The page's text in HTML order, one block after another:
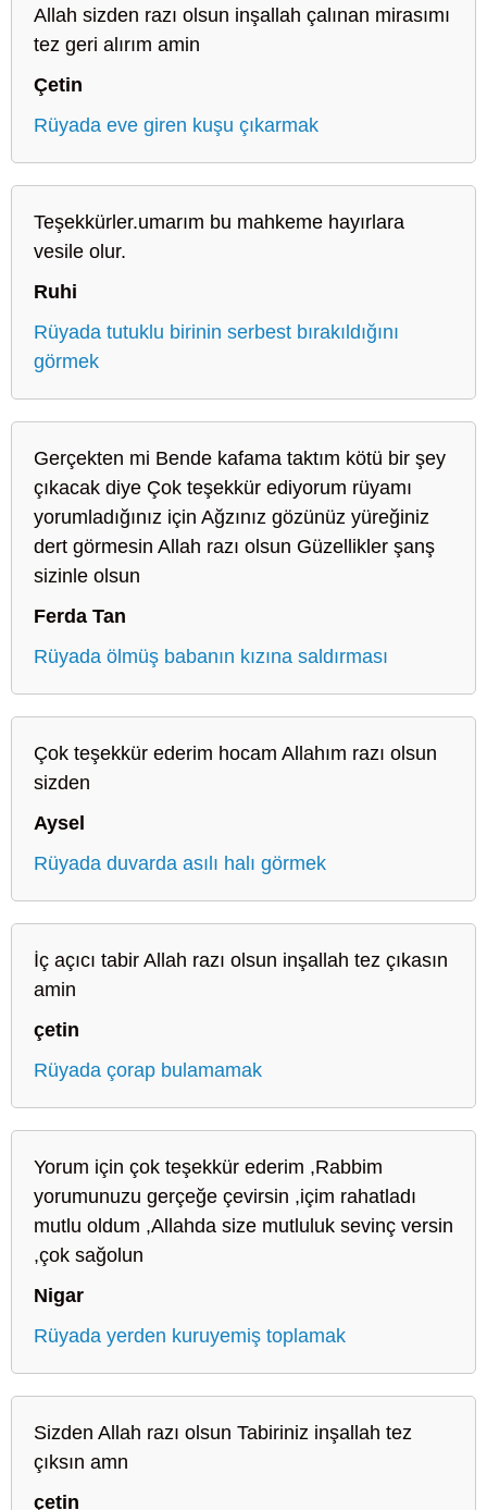
Allah sizden razı olsun inşallah çalınan mirasımı
tez geri alırım amin
Çetin
Rüyada eve giren kuşu çıkarmak
Teşekkürler.umarım bu mahkeme hayırlara
vesile olur.
Ruhi
Rüyada tutuklu birinin serbest bırakıldığını
görmek
Gerçekten mi Bende kafama taktım kötü bir şey
çıkacak diye Çok teşekkür ediyorum rüyamı
yorumladığınız için Ağzınız gözünüz yüreğiniz
dert görmesin Allah razı olsun Güzellikler şanş
sizinle olsun
Ferda Tan
Rüyada ölmüş babanın kızına saldırması
Çok teşekkür ederim hocam Allahım razı olsun
sizden
Aysel
Rüyada duvarda asılı halı görmek
İç açıcı tabir Allah razı olsun inşallah tez çıkasın
amin
çetin
Rüyada çorap bulamamak
Yorum için çok teşekkür ederim ,Rabbim
yorumunuzu gerçeğe çevirsin ,içim rahatladı
mutlu oldum ,Allahda size mutluluk sevinç versin
,çok sağolun
Nigar
Rüyada yerden kuruyemiş toplamak
Sizden Allah razı olsun Tabiriniz inşallah tez
çıksın amn
çetin